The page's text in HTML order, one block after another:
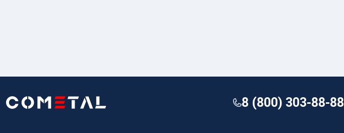
8 (800) 303-88-88